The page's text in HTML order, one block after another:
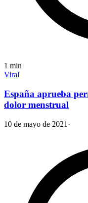
1 min
Viral
España aprueba
dolor menstrual
10 de mayo de 2021 ·